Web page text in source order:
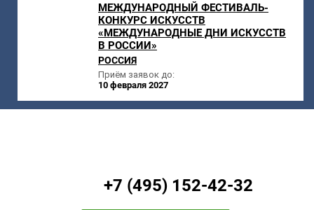
МЕЖДУНАРОДНЫЙ ФЕСТИВАЛЬ-
КОНКУРС ИСКУССТВ
«МЕЖДУНАРОДНЫЕ ДНИ ИСКУССТВ
В РОССИИ»
РОССИЯ
Приём заявок до:
10 февраля 2027
+7 (495) 152-42-32